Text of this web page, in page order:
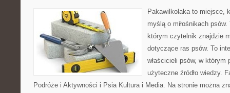
Pakawilkolaka to miejsce,
myślą o miłośnikach
którym czytelnik znajdzie
dotyczące ras psów. To
właścicieli psów, w którym
użyteczne źródło wiedzy.
Podróże i Aktywności i Psia Kultura i Media. Na stronie można